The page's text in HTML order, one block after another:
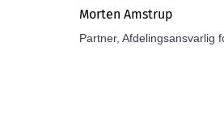
Morten Amstrup
Partner, Afdelingsansvarlig